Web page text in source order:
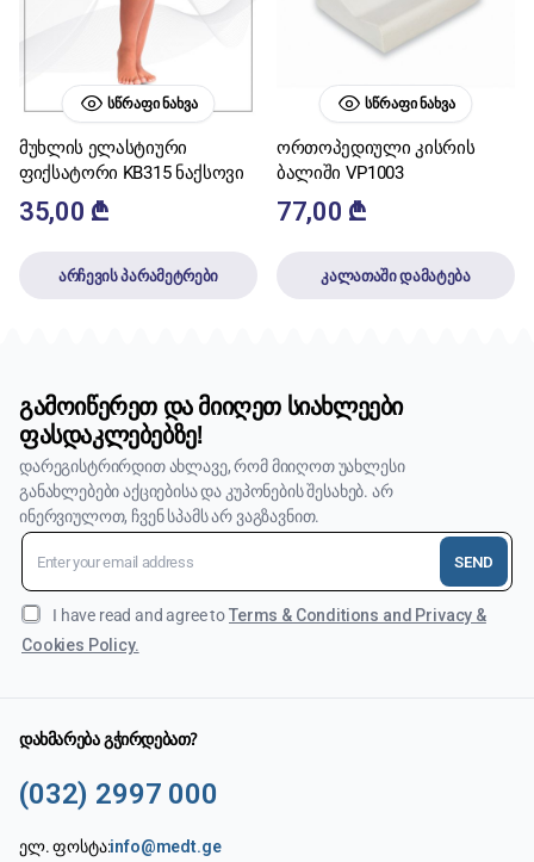
ᲡᲬᲠᲐᲤᲘ ᲜᲐᲮᲕᲐ
მუხლის ელასტიური
ფიქსატორი KB315 ნაქსოვი
35,00 ₾
არჩევის პარამეტრები
ᲡᲬᲠᲐᲤᲘ ᲜᲐᲮᲕᲐ
ორთოპედიული კისრის
ბალიში VP1003
77,00 ₾
კალათაში დამატება
გამოიწერეთ და მიიღეთ სიახლეები
ფასდაკლებებზე!
დარეგისტრირდით ახლავე, რომ მიიღოთ უახლესი
განახლებები აქციებისა და კუპონების შესახებ. არ
ინერვიულოთ, ჩვენ სპამს არ ვაგზავნით.
SEND
I have read and agree toTerms & Conditions and Privacy &
Cookies Policy.
დახმარება გჭირდებათ?
(032) 2997 000
ელ. ფოსტა:info@medt.ge